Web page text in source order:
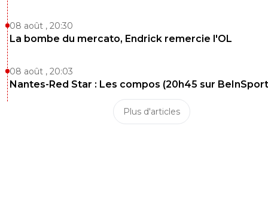
08 août , 20:30
La bombe du mercato, Endrick remercie l'OL
08 août , 20:03
Nantes-Red Star : Les compos (20h45 sur
Plus d'articles